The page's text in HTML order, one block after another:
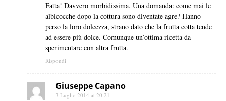
Fatta! Davvero morbidissima. Una domanda: come mai le
albicocche dopo la cottura sono diventate agre? Hanno
perso la loro dolcezza, strano dato che la frutta cotta tende
ad essere più dolce. Comunque un’ottima ricetta da
sperimentare con altra frutta.
Rispondi
Giuseppe Capano
3 Luglio 2014 at 20:21